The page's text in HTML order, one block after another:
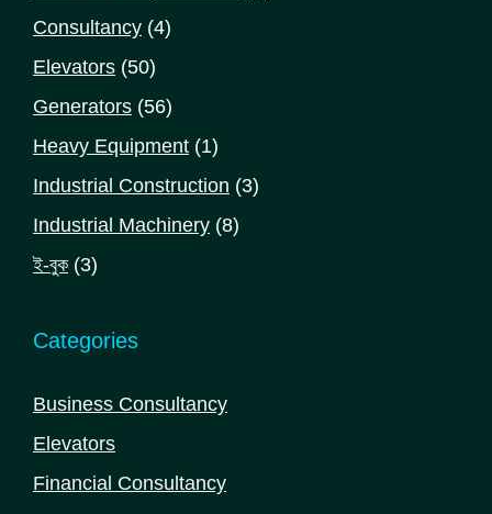
Consultancy 44
Elevators 5050
products
Generators 5656
products
Heavy Equipment 11
product
Industrial Construction 33
Industrial Machinery 88
ই-বুক 33
Categories
Business Consultancy
Elevators
Financial Consultancy